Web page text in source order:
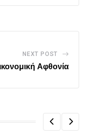
NEXT POST
Αφθονία